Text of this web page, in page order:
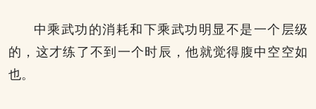
中乘武功的消耗和下乘武功明显不是一个层级
的，这才练了不到一个时辰，他就觉得腹中空空如
也。